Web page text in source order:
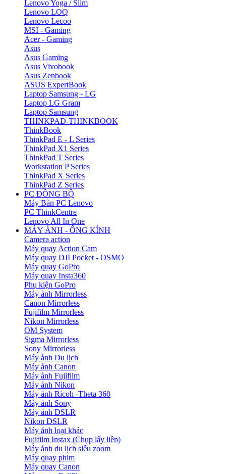
Lenovo Yoga / Slim
Lenovo LOQ
Lenovo Lecoo
MSI - Gaming
Acer - Gaming
Asus
Asus Gaming
Asus Vivobook
Asus Zenbook
ASUS ExpertBook
Laptop Samsung - LG
Laptop LG Gram
Laptop Samsung
THINKPAD-THINKBOOK
ThinkBook
ThinkPad E - L Series
ThinkPad X1 Series
ThinkPad T Series
Workstation P Series
ThinkPad X Series
ThinkPad Z Series
PC ĐỒNG BỘ
Máy Bàn PC Lenovo
PC ThinkCentre
Lenovo All In One
MÁY ẢNH - ỐNG KÍNH
Camera action
Máy quay Action Cam
Máy quay DJI Pocket - OSMO
Máy quay GoPro
Máy quay Insta360
Phụ kiện GoPro
Máy ảnh Mirrorless
Canon Mirrorless
Fujifilm Mirrorless
Nikon Mirrorless
OM System
Sigma Mirrorless
Sony Mirrorless
Máy ảnh Du lịch
Máy ảnh Canon
Máy ảnh Fujifilm
Máy ảnh Nikon
Máy ảnh Ricoh -Theta 360
Máy ảnh Sony
Máy ảnh DSLR
Nikon DSLR
Máy ảnh loại khác
Fujifilm Instax (Chụp lấy liền)
Máy ảnh du lịch siêu zoom
Máy quay phim
Máy quay Canon